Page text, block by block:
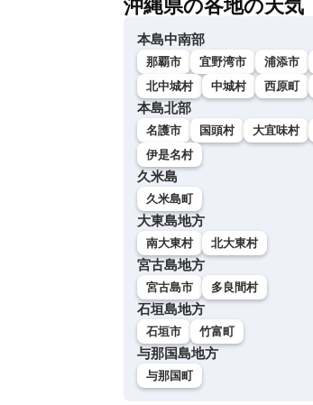
沖縄県の各地の天気
本島中南部
那覇市 宜野湾市 浦添市
北中城村
中城村 西原町
本島北部
名護市 国頭村 大宜味村
伊是名村
久米島
久米島町
大東島地方
南大東村 北大東村
宮古島地方
宮古島市 多良間村
石垣島地方
石垣市 竹富町
与那国島地方
与那国町